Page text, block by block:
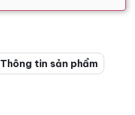
Thông tin sản phẩm